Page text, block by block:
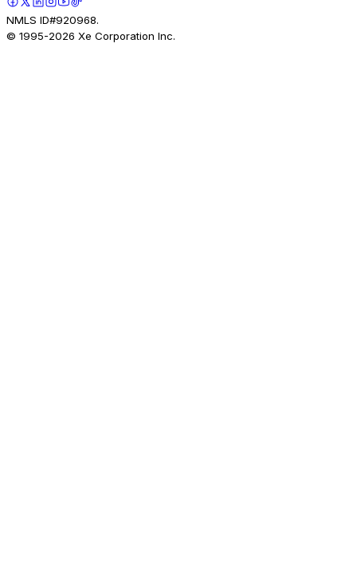
NMLS ID#920968.
© 1995-2026 Xe Corporation Inc.